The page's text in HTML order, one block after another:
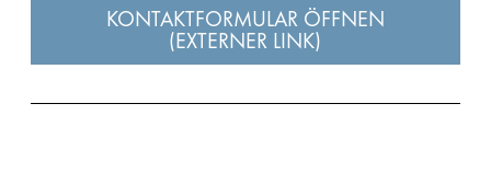
KONTAKTFORMULAR ÖFFNEN
(EXTERNER LINK)